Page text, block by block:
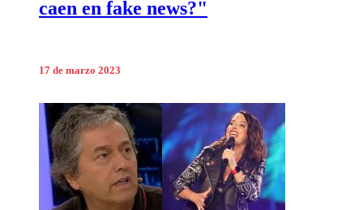
caen en fake news?"
17 de marzo 2023